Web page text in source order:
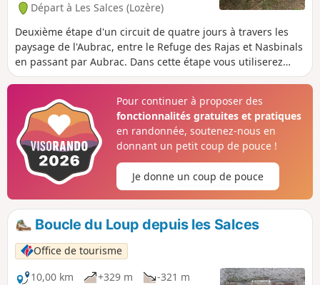
Départ à Les Salces (Lozère)
Deuxième étape d'un circuit de quatre jours à travers les
paysage de l'Aubrac, entre le Refuge des Rajas et Nasbinals
en passant par Aubrac. Dans cette étape vous utiliserez
majoritairement le GRP® du Tour des Monts d'Aubrac et
(GR®65).
Pour continuer à proposer des
fonctionnalités gratuites et pratiques
en randonnée, soutenez-nous en
donnant un petit coup de pouce !
Je donne un coup de pouce
Boucle du Loup depuis les Salces
Office de tourisme
10,00 km
+329 m
-321 m